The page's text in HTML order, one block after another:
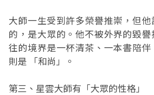
大師一生受到許多榮譽推崇，但
的，是大眾的。他不被外界的毀
往的境界是一杯清茶、一本書陪
則是 「和尚」。
第三、星雲大師有「大眾的性格」